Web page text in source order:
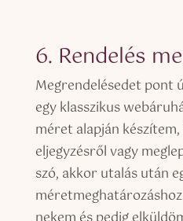
6. Rendelés
Megrendelésedet pont
egy klasszikus
méret alapján
eljegyzésről vagy
szó, akkor utalás után